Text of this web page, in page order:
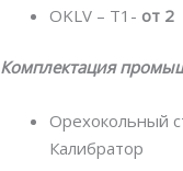
OKLV – Т1- от 2
Комплектация
Орехокольный
Калибратор